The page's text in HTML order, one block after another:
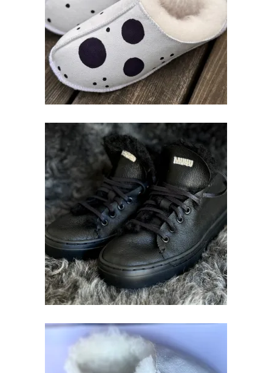
€49.00
LAMBANAHKSED TENNISED
€249.00